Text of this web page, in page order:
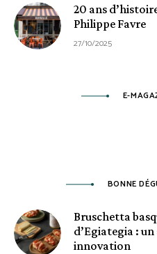
20 ans
Philippe Favre
27/10/2025
E-
BONNE
Bruschetta
d’Egiategia :
innovation